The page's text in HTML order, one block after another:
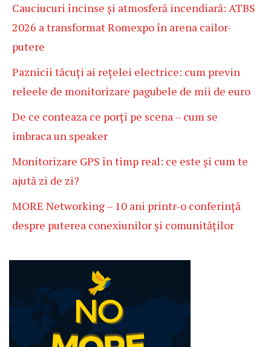
Cauciucuri încinse și atmosferă incendiară: ATBS
2026 a transformat Romexpo în arena cailor-
putere
Paznicii tăcuți ai rețelei electrice: cum previn
releele de monitorizare pagubele de mii de euro
De ce conteaza ce porți pe scena – cum se
imbraca un speaker
Monitorizare GPS în timp real: ce este și cum te
ajută zi de zi?
MORE Networking – 10 ani printr-o conferință
despre puterea conexiunilor și comunităților